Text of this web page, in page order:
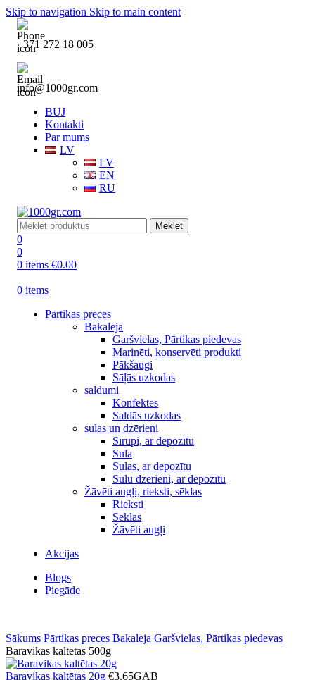
Skip to navigation Skip to main content
+371 272 18 005
info@1000gr.com
BUJ
Kontakti
Par mums
LV
LV
EN
RU
Meklēt
0
0
0 items €0.00
0 items
Pārtikas preces
Bakaleja
Garšvielas, Pārtikas piedevas
Marinēti, konservēti produkti
Pākšaugi
Sāļās uzkodas
saldumi
Konfektes
Saldās uzkodas
sulas un dzērieni
Sīrupi, ar depozītu
Sula
Sulas, ar depozītu
Sulu dzērieni, ar depozītu
Žāvēti augļi, rieksti, sēklas
Rieksti
Sēklas
Žāvēti augļi
Akcijas
Blogs
Piegāde
Sākums Pārtikas preces Bakaleja Garšvielas, Pārtikas piedevas
Baravikas kaltētas 500g
Baravikas kaltētas 20g €3.65GAB